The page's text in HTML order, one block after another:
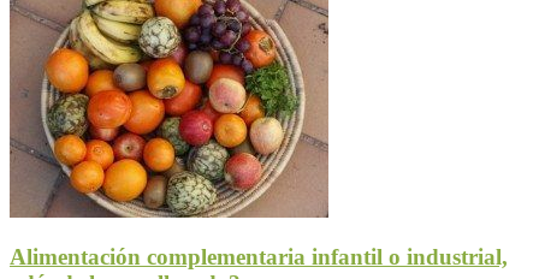
Alimentación complementaria infantil o industrial,